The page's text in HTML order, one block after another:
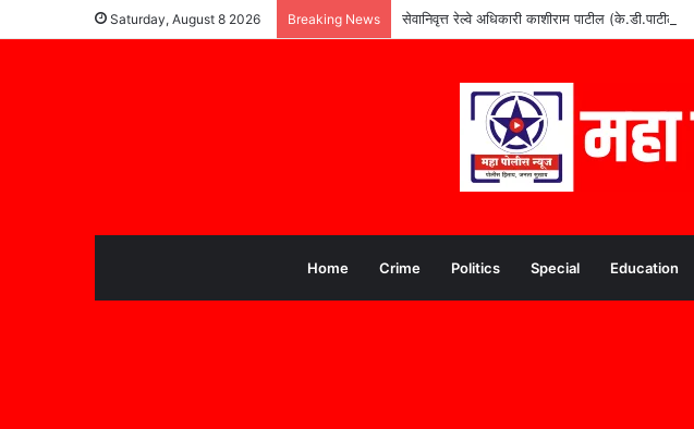
Saturday, August 8 2026 Breaking News सेवानिवृत्त रेल्वे अधिकारी काशीराम पाटील (के.डी.पाटील)
Home Crime Politics Special Education